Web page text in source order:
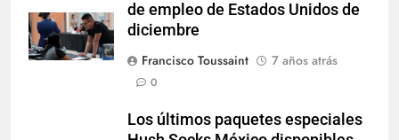
de empleo de Estados Unidos de
diciembre
Francisco Toussaint
7 años atrás
0
Los últimos paquetes especiales